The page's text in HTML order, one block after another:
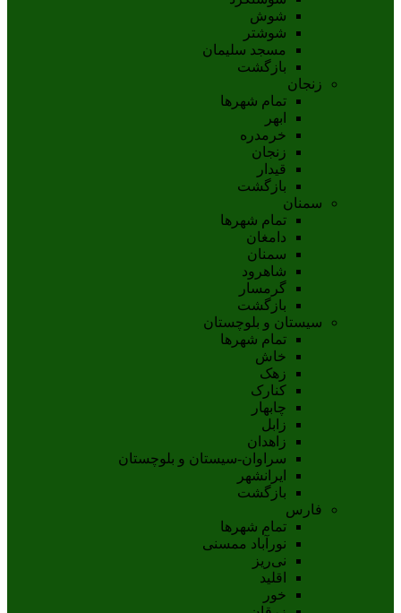
شوش
شوشتر
مسجد سليمان
بازگشت
زنجان
تمام شهر‌ها
ابهر
خرمدره
زنجان
قيدار
بازگشت
سمنان
تمام شهر‌ها
دامغان
سمنان
شاهرود
گرمسار
بازگشت
سیستان و بلوچستان
تمام شهر‌ها
خاش
زهک
کنارک
چابهار
زابل
زاهدان
سراوان-سيستان و بلوچستان
ايرانشهر
بازگشت
فارس
تمام شهر‌ها
نورآباد ممسنی
نی‌ریز
اقلید
خور